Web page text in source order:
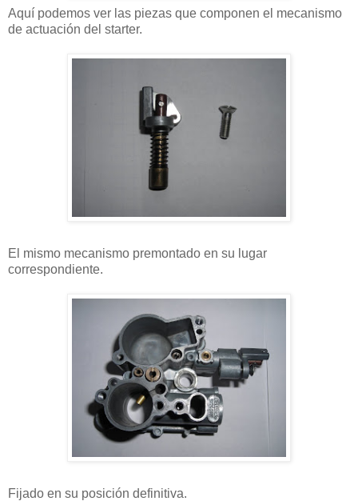
Aquí podemos ver las piezas que componen el mecanismo
de actuación del starter.
El mismo mecanismo premontado en su lugar
correspondiente.
Fijado en su posición definitiva.